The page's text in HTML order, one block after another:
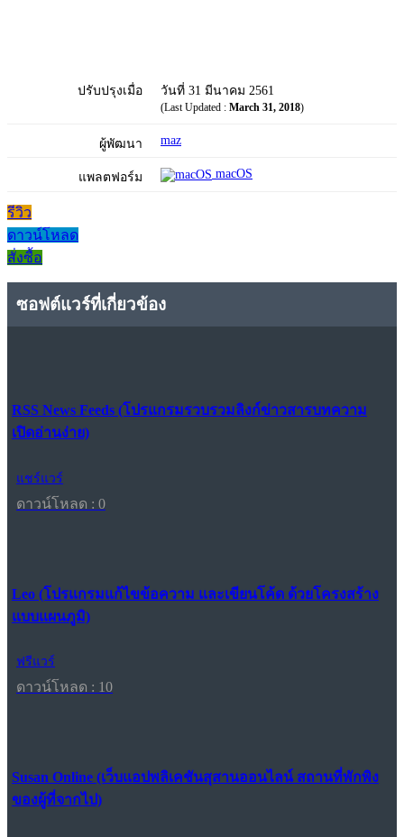
ปรับปรุงเมื่อ วันที่ 31 มีนาคม 2561
(Last Updated : March 31, 2018)
ผู้พัฒนา maz
แพลตฟอร์ม macOS
รีวิว
ดาวน์โหลด
สั่งซื้อ
ซอฟต์แวร์ที่เกี่ยวข้อง
RSS News Feeds (โปรแกรมรวบรวมลิงก์ข่าวสารบทความ
เปิดอ่านง่าย)
แชร์แวร์
ดาวน์โหลด : 0
Leo (โปรแกรมแก้ไขข้อความ และเขียนโค้ด ด้วยโครงสร้าง
แบบแผนภูมิ)
ฟรีแวร์
ดาวน์โหลด : 10
Susan Online (เว็บแอปพลิเคชันสุสานออนไลน์ สถานที่พักพิง
ของผู้ที่จากไป)